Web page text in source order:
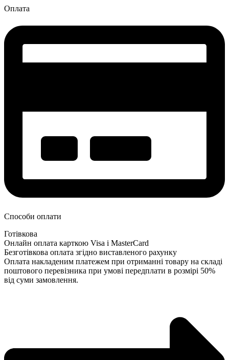
Оплата
Способи оплати
Готівкова
Онлайн оплата карткою Visa і MasterCard
Безготівкова оплата згідно виставленого рахунку
Оплата накладеним платежем при отриманні товару на складі
поштового перевізника при умові передплати в розмірі 50%
від суми замовлення.